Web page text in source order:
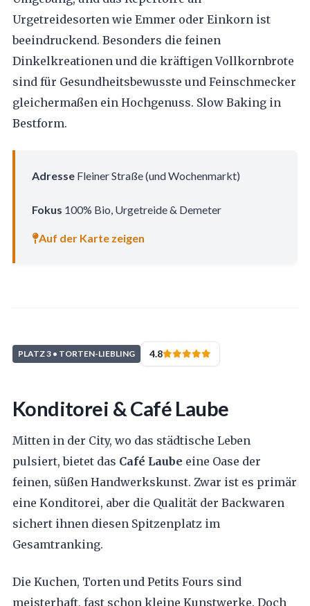
Urgetreidesorten wie Emmer oder Einkorn ist
beeindruckend. Besonders die feinen
Dinkelkreationen und die kräftigen Vollkornbrote
sind für Gesundheitsbewusste und Feinschmecker
gleichermaßen ein Hochgenuss. Slow Baking in
Bestform.
AdresseFleiner Straße (und Wochenmarkt)
Fokus 100% Bio, Urgetreide & Demeter
Auf der Karte zeigen
PLATZ 3 • TORTEN-LIEBLING 4.8
Konditorei & Café Laube
Mitten in der City, wo das städtische Leben
pulsiert, bietet das Café Laube eine Oase der
feinen, süßen Handwerkskunst. Zwar ist es primär
eine Konditorei, aber die Qualität der Backwaren
sichert ihnen diesen Spitzenplatz im
Gesamtranking.
Die Kuchen, Torten und Petits Fours sind
meisterhaft, fast schon kleine Kunstwerke. Doch